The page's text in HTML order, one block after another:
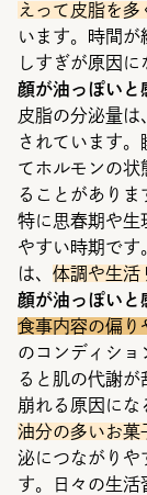
えって皮脂を
います。時間が
しすぎが原因に
顔が油っぽい
皮脂の分泌量は
されています
てホルモンの状
ることがありま
特に思春期や生
やすい時期です
は、 体調や生活
顔が油っぽい
食事内容の偏り
のコンディショ
ると肌の代謝
崩れる原因にな
油分の多いお菓
泌につながりや
す。日々の生活